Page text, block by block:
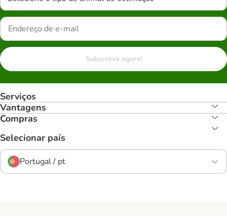
Subscreva agora!
Serviços
Vantagens
Compras
Selecionar país
Portugal / pt